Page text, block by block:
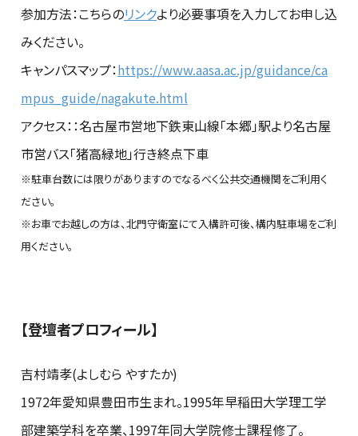
参加方法：こちらのリンクより必要事項を入力してお申し込
みください。
キャンパスマップ：https://www.aasa.ac.jp/guidance/ca
mpus_guide/nagakute.html
アクセス：：名古屋市営地下鉄東山線「本郷」駅より名古屋
市営バス「猪高緑地」行き終点下車
※駐車台数には限りがありますのでなるべく公共交通機関をご利用く
ださい。
※お車でお越しの方は、北門守衛室にて入構許可後、構内駐車場をご利
用ください。
【登壇者プロフィール】
吉村靖孝(よしむら やすたか)
1972年愛知県豊田市生まれ。1995年早稲田大学理工学
部建築学科を卒業、1997年同大学院修士課程修了。